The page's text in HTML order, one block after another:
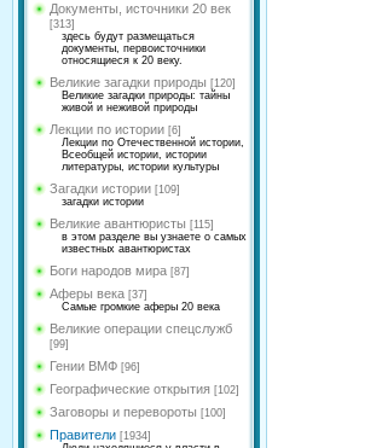
Документы, источники 20 век
[313]
здесь будут размещаться
документы, первоисточники
относящиеся к 20 веку.
Великие загадки природы [120]
Великие загадки природы: тайны
живой и неживой природы
Лекции по истории [6]
Лекции по Отечественной истории,
Всеобщей истории, истории
литературы, истории культуры
Загадки истории [109]
загадки истории
Великие авантюристы [115]
в этом разделе вы узнаете о самых
известных авантюристах
Боги народов мира [87]
Аферы века [37]
Самые громкие аферы 20 века
Великие операции спецслужб
[99]
Гении ВМФ [96]
Географические открытия [102]
Заговоры и перевороты [100]
Правители [1934]